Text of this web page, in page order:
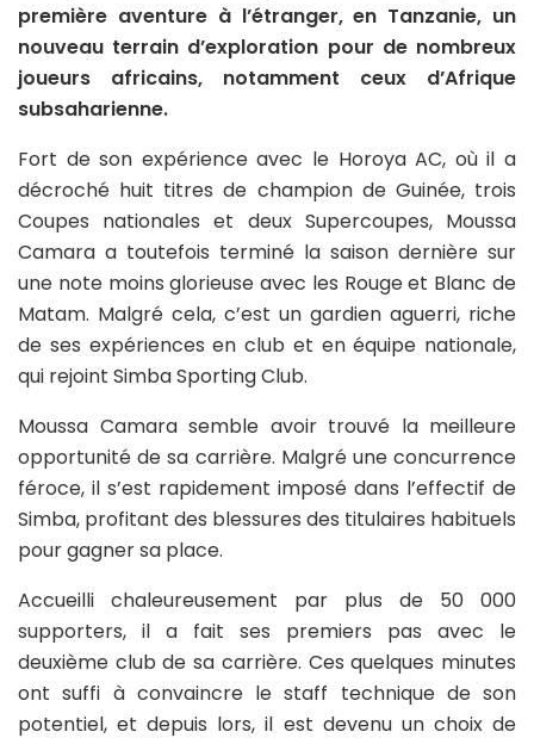
première aventure à l’étranger, en Tanzanie, un
nouveau terrain d’exploration pour de nombreux
joueurs africains, notamment ceux d’Afrique
subsaharienne.
Fort de son expérience avec le Horoya AC, où il a
décroché huit titres de champion de Guinée, trois
Coupes nationales et deux Supercoupes, Moussa
Camara a toutefois terminé la saison dernière sur
une note moins glorieuse avec les Rouge et Blanc de
Matam. Malgré cela, c’est un gardien aguerri, riche
de ses expériences en club et en équipe nationale,
qui rejoint Simba Sporting Club.
Moussa Camara semble avoir trouvé la meilleure
opportunité de sa carrière. Malgré une concurrence
féroce, il s’est rapidement imposé dans l’effectif de
Simba, profitant des blessures des titulaires habituels
pour gagner sa place.
Accueilli chaleureusement par plus de 50 000
supporters, il a fait ses premiers pas avec le
deuxième club de sa carrière. Ces quelques minutes
ont suffi à convaincre le staff technique de son
potentiel, et depuis lors, il est devenu un choix de